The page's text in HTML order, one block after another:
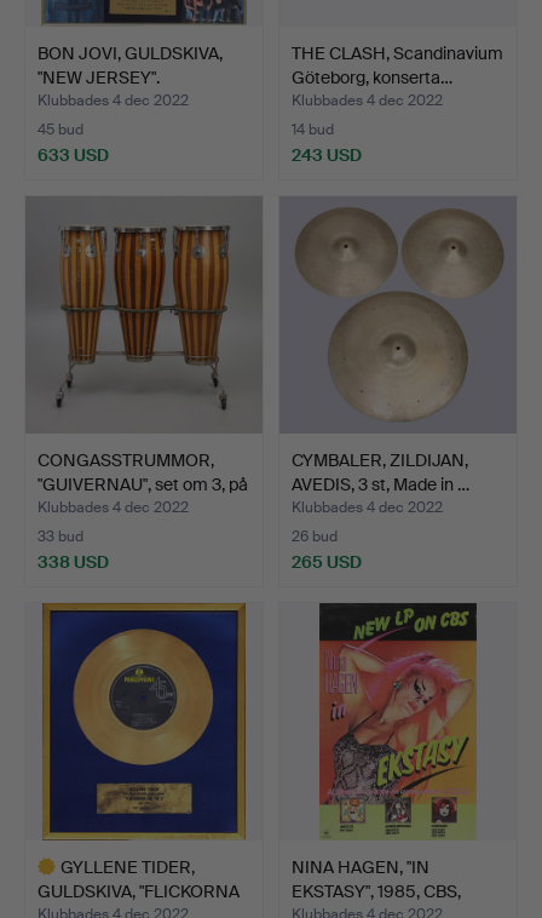
BON JOVI, GULDSKIVA,
"NEW JERSEY".
Klubbades 4 dec 2022
45 bud
633 USD
THE CLASH, Scandinavium
Göteborg, konserta…
Klubbades 4 dec 2022
14 bud
243 USD
CONGASSTRUMMOR,
"GUIVERNAU", set om 3, på
…
Klubbades 4 dec 2022
33 bud
338 USD
CYMBALER, ZILDIJAN,
AVEDIS, 3 st, Made in …
Klubbades 4 dec 2022
26 bud
265 USD
GYLLENE TIDER,
GULDSKIVA, "FLICKORNA
Klubbades 4 dec 2022
NINA HAGEN, "IN
EKSTASY", 1985, CBS,
Klubbades 4 dec 2022